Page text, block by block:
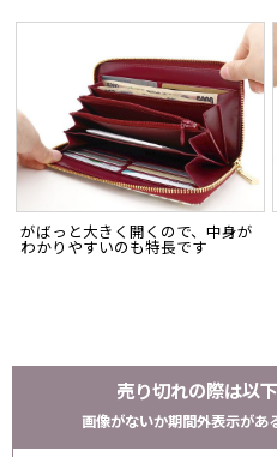
がばっと大きく開くので、中身が
わかりやすいのも特長です
売り切れの際は以
画像がないか期間外表示があ